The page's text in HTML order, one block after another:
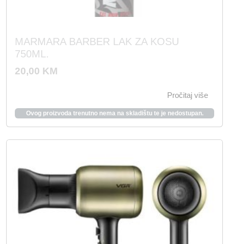
MARMARA BARBER LAK ZA KOSU
750ML.
20,00 KM
Pročitaj više
Ovog proizvoda trenutno nema na skladištu te je nedostupan.